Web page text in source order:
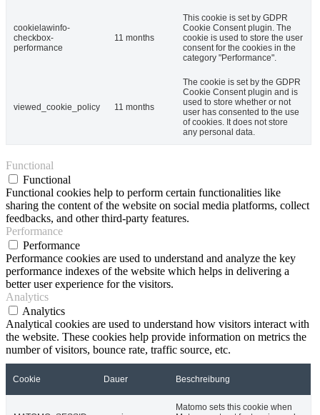
cookielawinfo-
checkbox-
performance
11 months
This cookie is set by GDPR
Cookie Consent plugin. The
cookie is used to store the user
consent for the cookies in the
category "Performance".
viewed_cookie_policy 11 months
The cookie is set by the GDPR
Cookie Consent plugin and is
used to store whether or not
user has consented to the use
of cookies. It does not store
any personal data.
Functional
Functional
Functional cookies help to perform certain functionalities like
sharing the content of the website on social media platforms, collect
feedbacks, and other third-party features.
Performance
Performance
Performance cookies are used to understand and analyze the key
performance indexes of the website which helps in delivering a
better user experience for the visitors.
Analytics
Analytics
Analytical cookies are used to understand how visitors interact with
the website. These cookies help provide information on metrics the
number of visitors, bounce rate, traffic source, etc.
Cookie Dauer Beschreibung
Matomo sets this cookie when